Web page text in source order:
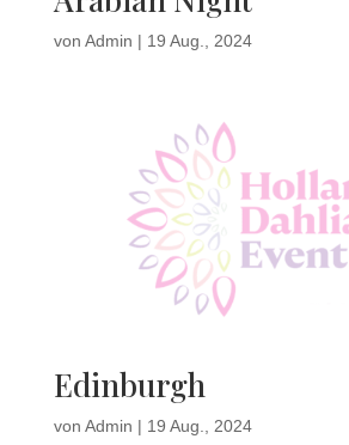
von Admin | 19 Aug., 2024
Edinburgh
von Admin | 19 Aug., 2024